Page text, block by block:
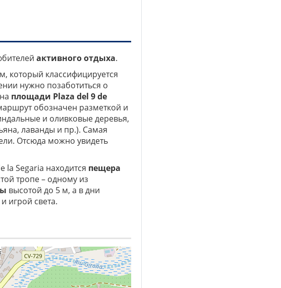
активного отдыха.
который классифицируется
нужно позаботиться о
площади Plaza del 9 de
обозначен разметкой и
и оливковые деревья,
лаванды и пр.). Самая
Отсюда можно увидеть
la Segaria находится пещера
тропе – одному из
высотой до 5 м, а в дни
игрой света.